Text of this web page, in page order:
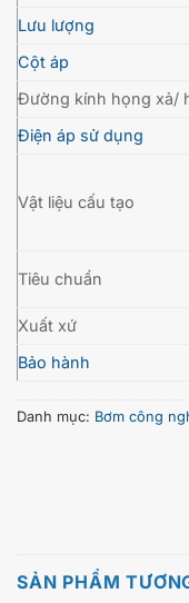
Lưu lượng
Cột áp
Đường kính họng xả/
Điện áp sử dụng
Vật liệu cấu tạo
Tiêu chuẩn
Xuất xứ
Bảo hành
Danh mục: Bơm công
SẢN PHẨM